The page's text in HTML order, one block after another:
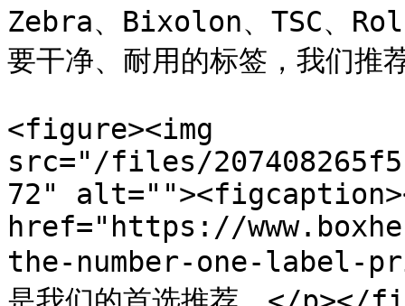
Zebra、Bixolon、TSC、
要干净、耐用的标签，我们
<figure><img
src="/files/
72"
href="https://
the-number-one-label-